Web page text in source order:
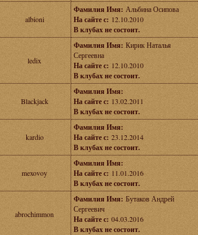
albioni
Фамилия Имя: Альбина Осипова
На сайте с: 12.10.2010
В клубах не состоит.
ledix
Фамилия Имя: Кирик Наталья
Сергеевна
На сайте с: 12.10.2010
В клубах не состоит.
Blackjack
Фамилия Имя:
На сайте с: 13.02.2011
В клубах не состоит.
kardio
Фамилия Имя:
На сайте с: 23.12.2014
В клубах не состоит.
mexovoy
Фамилия Имя:
На сайте с: 11.01.2016
В клубах не состоит.
abrochimmon
Фамилия Имя: Бутаков Андрей
Сергеевич
На сайте с: 04.03.2016
В клубах не состоит.